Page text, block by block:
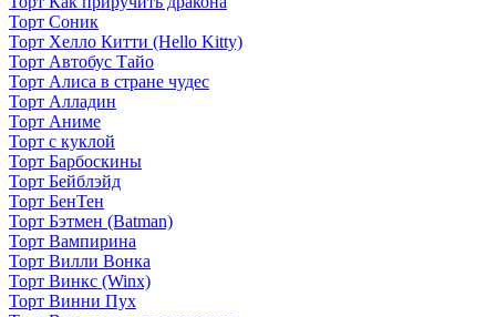
Торт Соник
Торт Хелло Китти (Hello Kitty)
Торт Автобус Тайо
Торт Алиса в стране чудес
Торт Алладин
Торт Аниме
Торт с куклой
Торт Барбоскины
Торт Бейблэйд
Торт БенТен
Торт Бэтмен (Batman)
Торт Вампирина
Торт Вилли Вонка
Торт Винкс (Winx)
Торт Винни Пух